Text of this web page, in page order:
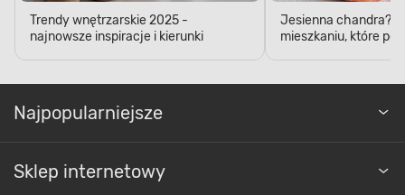
Trendy wnętrzarskie 2025 -
najnowsze inspiracje i kierunki
Jesienna chandra?
mieszkaniu, które
Najpopularniejsze
Sklep internetowy